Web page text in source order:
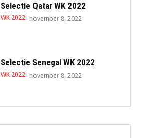
Selectie Qatar WK 2022
WK 2022 november 8, 2022
Selectie Senegal WK 2022
WK 2022 november 8, 2022